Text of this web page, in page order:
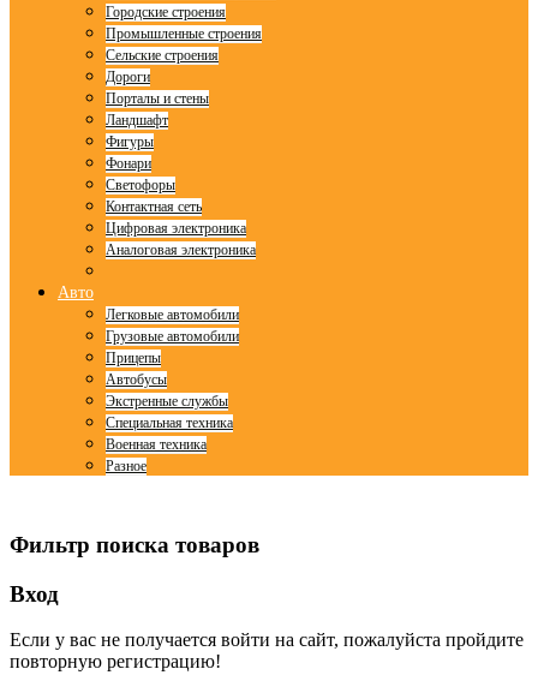
Городские строения
Промышленные строения
Сельские строения
Дороги
Порталы и стены
Ландшафт
Фигуры
Фонари
Светофоры
Контактная сеть
Цифровая электроника
Аналоговая электроника
Авто
Легковые автомобили
Грузовые автомобили
Прицепы
Автобусы
Экстренные службы
Специальная техника
Военная техника
Разное
Фильтр поиска товаров
Вход
Если у вас не получается войти на сайт, пожалуйста пройдите
повторную регистрацию!